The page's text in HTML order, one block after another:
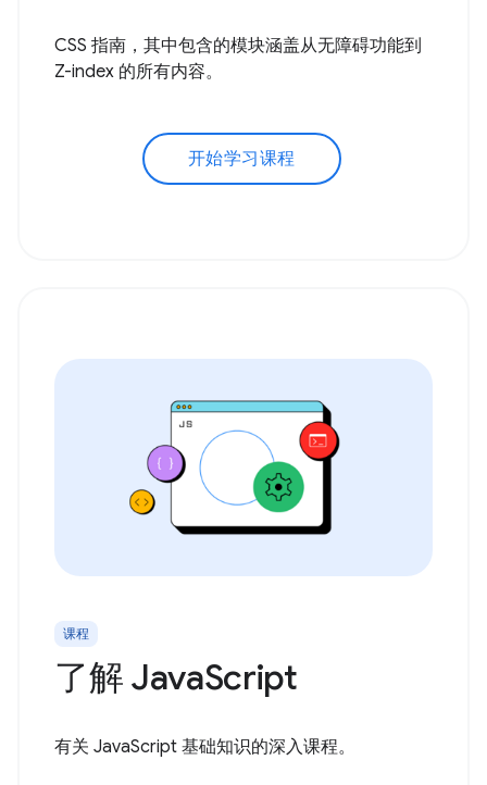
CSS 指南，其中包含的模块涵盖从无障碍功能到
Z-index 的所有内容。
开始学习课程
课程
了解 JavaScript
有关 JavaScript 基础知识的深入课程。